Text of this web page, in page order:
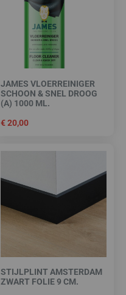
JAMES VLOERREINIGER
SCHOON & SNEL DROOG
(A) 1000 ML.
€20,00
STIJLPLINT AMSTERDAM
ZWART FOLIE 9 CM.